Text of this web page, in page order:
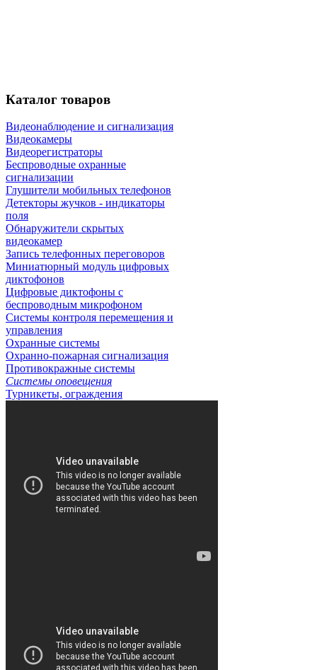
Каталог товаров
Видеонаблюдение и сигнализация
Видеокамеры
Видеорегистраторы
Беспроводные охранные
сигнализации
Глушители мобильных телефонов
Детекторы жучков - индикаторы
поля
Обнаружители скрытых
видеокамер
Запись телефонных переговоров
Миниатюрный модуль цифровых
диктофонов
Цифровые диктофоны с
беспроводным микрофоном
Системы контроля перемещения и
управления
Охранные системы
Охранно-пожарная сигнализация
Противокражные системы
Системы оповещения
Турникеты, ограждения